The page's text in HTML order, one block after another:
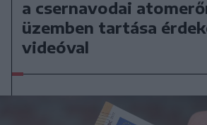
a csernavodai
üzemben tartása
videóval